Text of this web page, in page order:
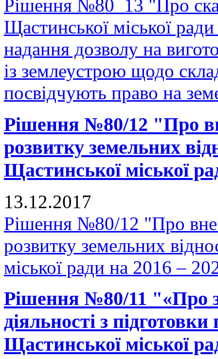
Рішення №80_13 "Про
Щастинської міської
надання дозволу на
із землеустрою щодо
посвідчують право на
Рішення №80/12 "Про
розвитку земельних
Щастинської міської
13.12.2017
Рішення №80/12 "Про
розвитку земельних
міської ради на 2016 –
Рішення №80/11 "«Про
діяльності з
Щастинської міської